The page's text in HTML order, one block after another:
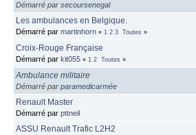
Démarré par secoursenegal
Les ambulances en Belgique.
Démarré par martinhorn « 1 2 3 Toutes »
Croix-Rouge Française
Démarré par kit055 « 1 2 Toutes »
Ambulance militaire
Démarré par paramedicarmée
Renault Master
Démarré par pttneil
ASSU Renault Trafic L2H2